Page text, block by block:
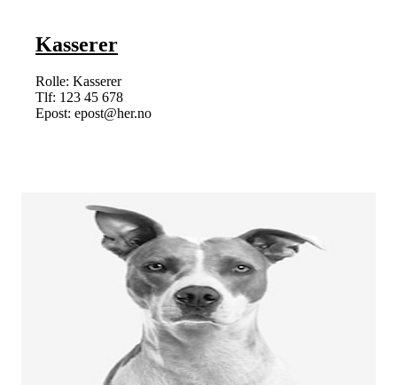
Kasserer
Rolle: Kasserer
Tlf: 123 45 678
Epost: epost@her.no